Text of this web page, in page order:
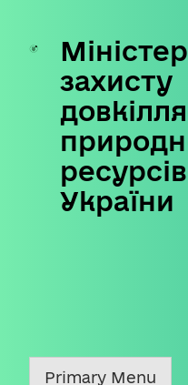
Skip
contentзахисту
ресурсів
України
Primary Menu